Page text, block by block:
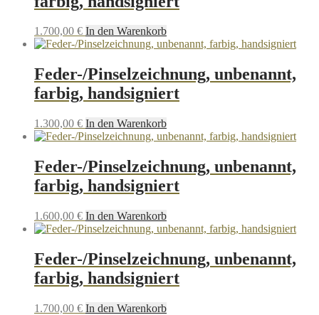
1.700,00 € In den Warenkorb
Feder-/Pinselzeichnung, unbenannt,
farbig, handsigniert
1.300,00 € In den Warenkorb
Feder-/Pinselzeichnung, unbenannt,
farbig, handsigniert
1.600,00 € In den Warenkorb
Feder-/Pinselzeichnung, unbenannt,
farbig, handsigniert
1.700,00 € In den Warenkorb